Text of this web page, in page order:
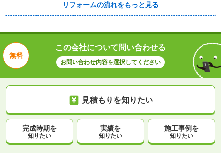
リフォームの流れをもっと見る
無料
この会社について問い合わせる
お問い合わせ内容を選択してください
見積もりを知りたい
完成時期を
知りたい
実績を
知りたい
施工事例を
知りたい